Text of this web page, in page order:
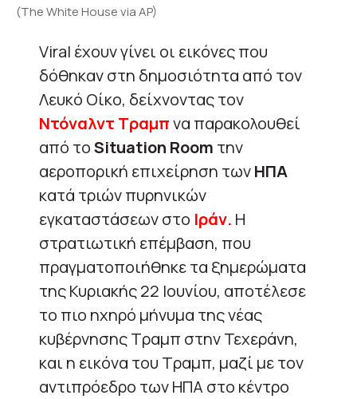
(The White House via AP)
Viral έχουν γίνει οι εικόνες που
δόθηκαν στη δημοσιότητα από τον
Λευκό Οίκο, δείχνοντας τον
Ντόναλντ Τραμπνα παρακολουθεί
από τοSituation Room την
αεροπορική επιχείρηση τωνΗΠΑ
κατά τριών πυρηνικών
εγκαταστάσεων στο Ιράν. Η
στρατιωτική επέμβαση, που
πραγματοποιήθηκε τα ξημερώματα
της Κυριακής 22 Ιουνίου, αποτέλεσε
το πιο ηχηρό μήνυμα της νέας
κυβέρνησης Τραμπ στην Τεχεράνη,
και η εικόνα του Τραμπ, μαζί με τον
αντιπρόεδρο των ΗΠΑ στο κέντρο